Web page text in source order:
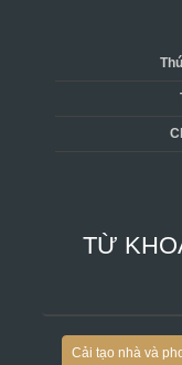
TỪ
Cải tạo nhà và